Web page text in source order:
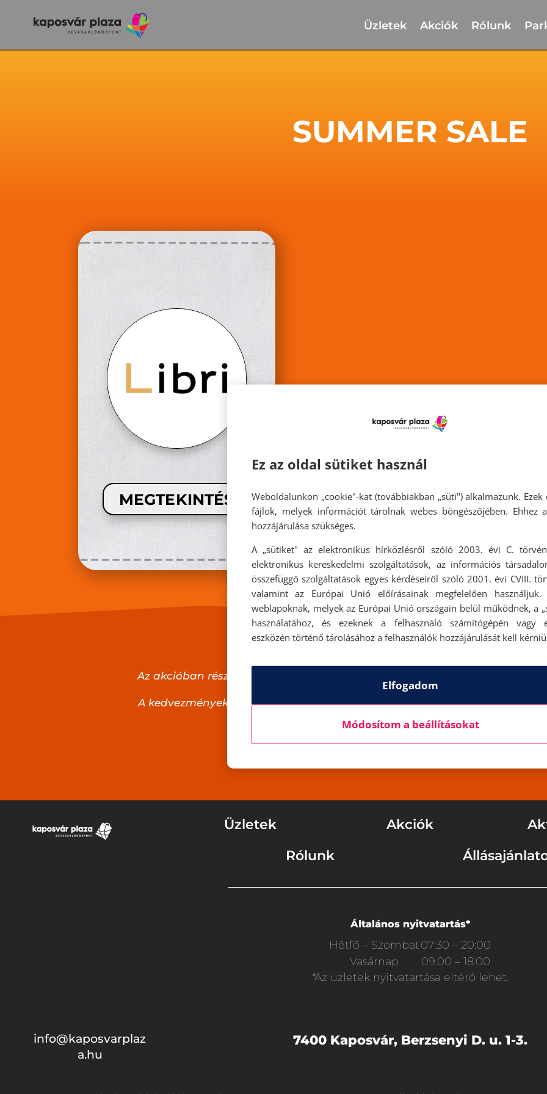
Üzletek Akciók Rólunk
SUMMER SALE
MEGTEKINTÉS
Az akcióban résztvevő üzletek ajánlatairól, érvényességéről és a
üzletekben.
A kedvezmények nem kuponhoz kötöttek, a résztvevő üzletekben, az üzlet
Az üzletben történő árfeltüntetésért a felelősséget nem
Üzletek Akciók
Rólunk
Általános nyitvatartás*
Hétfő – Szombat07:30 – 20:00
Vasárnap
09:00 – 18:00
*Az üzletek nyitvatartása eltérő lehet.
info@kaposvarplaz
a.hu
7400 Kaposvár, Berzsenyi D. u. 1-3.
Ez az oldal sütiket használ
Weboldalunkon „cookie"-kat (továbbiakban „süti") alkalmazunk. Ezek
fájlok, melyek információt tárolnak webes böngészőjében. Ehhez
hozzájárulása szükséges.
A „sütiket" az elektronikus hírközlésről szóló 2003. évi C.
elektronikus kereskedelmi szolgáltatások, az információs
összefüggő szolgáltatások egyes kérdéseiről szóló 2001. évi CVIII.
valamint az Európai Unió előírásainak megfelelően használjuk.
weblapoknak, melyek az Európai Unió országain belül működnek, a
használatához, és ezeknek a felhasználó számítógépén vagy
eszközén történő tárolásához a felhasználók hozzájárulását kell
Elfogadom
Módosítom a beállításokat